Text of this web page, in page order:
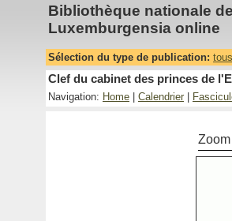
Bibliothèque nationale
Luxemburgensia online
Sélection du type de publication: tous
Clef du cabinet des princes de
Navigation: Home Calendrier
Zoom